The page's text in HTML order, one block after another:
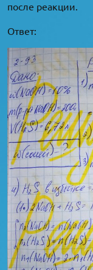
после реакции.
Ответ: